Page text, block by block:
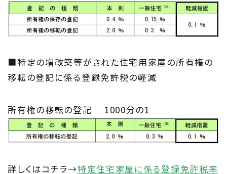
■特定の増改築等がされた住宅用家屋の所有権の
移転の登記に係る登録免許税の軽減
所有権の移転の登記 1000分の1
詳しくはコチラ→特定住宅家屋に係る登録免許税率